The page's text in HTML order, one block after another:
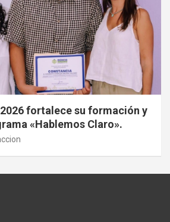
fortalece su formación y
«Hablemos Claro».